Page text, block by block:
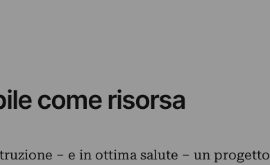
come risorsa
– e in ottima salute – un progetto